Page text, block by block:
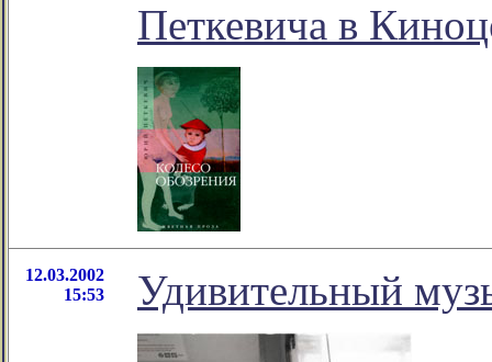
Петкевича в
12.03.2002
15:53
Удивительный